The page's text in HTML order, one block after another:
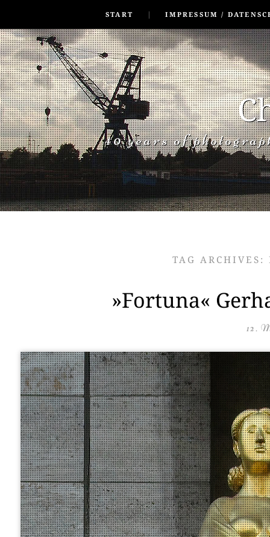
START
IMPRESSUM /
40 years of
TAG ARCHIVES:
»Fortuna«
12.